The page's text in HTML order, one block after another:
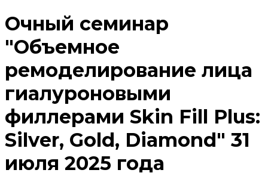
Очный семинар
"Объемное
ремоделирование лица
гиалуроновыми
филлерами Skin Fill Plus:
Silver, Gold, Diamond" 31
июля 2025 года